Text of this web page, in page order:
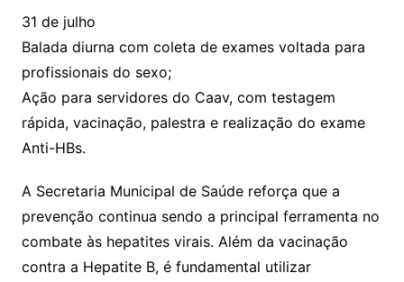
31 de julho
Balada diurna com coleta de exames voltada para
profissionais do sexo;
Ação para servidores do Caav, com testagem
rápida, vacinação, palestra e realização do exame
Anti-HBs.
A Secretaria Municipal de Saúde reforça que a
prevenção continua sendo a principal ferramenta no
combate às hepatites virais. Além da vacinação
contra a Hepatite B, é fundamental utilizar